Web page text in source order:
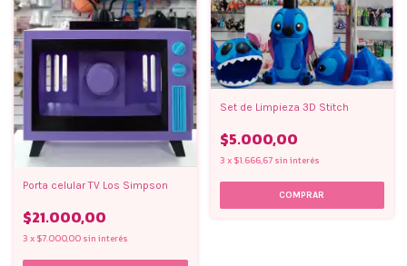
Porta celular TV Los Simpson
$21.000,00
3 x $7.000,00 sin interés
Set de Limpieza 3D Stitch
$5.000,00
3 x $1.666,67 sin interés